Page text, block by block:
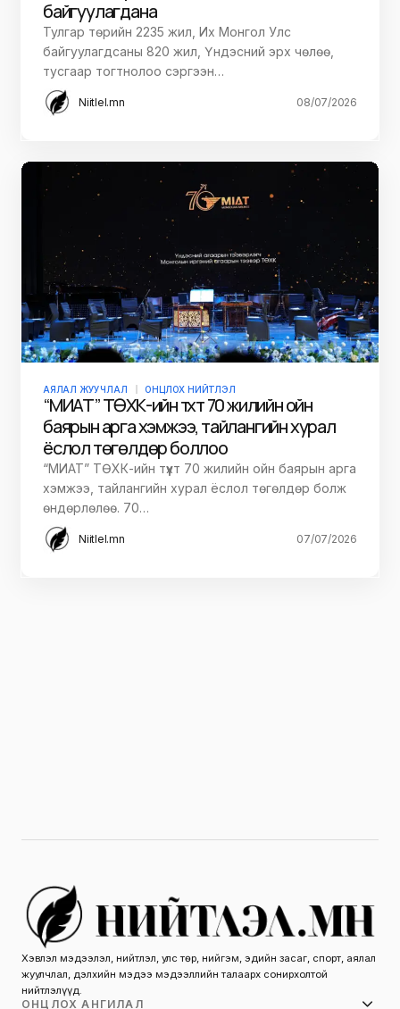
байгуулагдана
Тулгар төрийн 2235 жил, Их Монгол Улс
байгуулагдсаны 820 жил, Үндэсний эрх чөлөө,
тусгаар тогтнолоо сэргээн…
Niitlel.mn 08/07/2026
АЯЛАЛ ЖУУЧЛАЛ ОНЦЛОХ НИЙТЛЭЛ
“МИАТ” ТӨХК-ийн түүхт 70 жилийн ойн
баярын арга хэмжээ, тайлангийн хурал
ёслол төгөлдөр боллоо
“МИАТ” ТӨХК-ийн түүхт 70 жилийн ойн баярын арга
хэмжээ, тайлангийн хурал ёслол төгөлдөр болж
өндөрлөлөө. 70…
Niitlel.mn 07/07/2026
Хэвлэл мэдээлэл, нийтлэл, улс төр, нийгэм, эдийн засаг, спорт, аялал
жуулчлал, дэлхийн мэдээ мэдээллийн талаарх сонирхолтой
нийтлэлүүд.
ОНЦЛОХ АНГИЛАЛ